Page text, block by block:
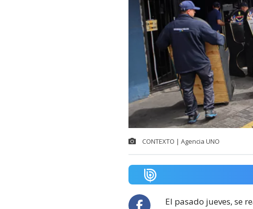
CONTEXTO | Agencia UNO
El pasado jueves, se